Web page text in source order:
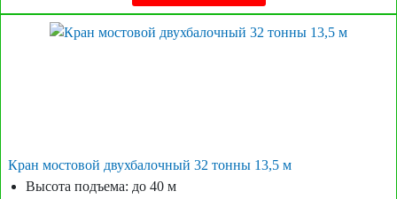
Кран мостовой двухбалочный 32 тонны 13,5 м
Высота подъема: до 40 м